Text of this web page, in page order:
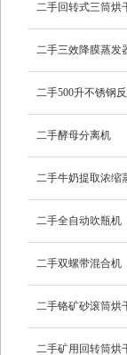
二手回转式三筒烘
二手三效降膜蒸发
二手500升不锈钢
二手酵母分离机
二手牛奶提取浓缩
二手全自动吹瓶机
二手双螺带混合机
二手铬矿砂滚筒烘
二手矿用回转筒烘